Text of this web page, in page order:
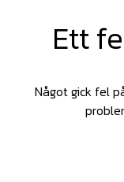
Ett
Något gick fel